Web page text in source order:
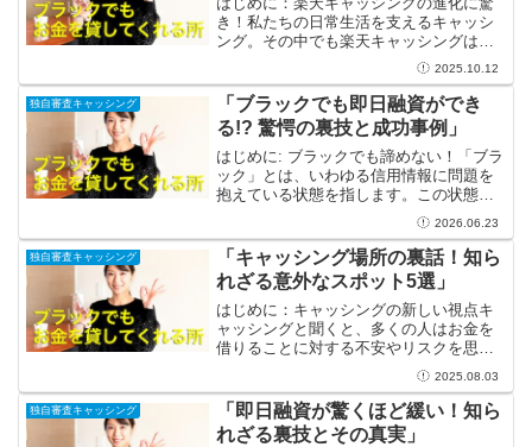
き！私たちの日常生活を支えるキャッシ
ング。その中でも楽天キャッシングは、
利便性と柔軟性でユーザーから愛され続
けています。しかし、返済の手間や金利
の負担といった課題は、利用者にとって
いつも頭を悩ませる要素で...
2025.10.12
独自審査キャッシング
「ブラックでも即日融資ができ
る!? 驚愕の裏技と成功事例」
はじめに: ブラックでも諦めない！「ブラ
ック」とは、いわゆる信用情報に問題を
抱えている状態を指します。この状態で
お金を借りることは難しいと思われがち
ですが、実は即日融資を受けられる方法
が存在するのです。本コラムでは、ブラ
ックの方でも実現可能...
2026.06.23
独自審査キャッシング
「キャッシング場所の裏話！知ら
れざる意外なスポット5選」
はじめに：キャッシングの新しい視点キ
ャッシングと聞くと、多くの人はお金を
借りることに対する不安やリスクを思い
浮かべるかもしれません。しかし、実は
その裏には知られざる魅力がたくさん詰
まっています！特に意外な場所でキャッ
シングが可能であることは...
2025.08.03
独自審査キャッシング
「即日融資が驚くほど緩い！知ら
れざる裏技とその真実」